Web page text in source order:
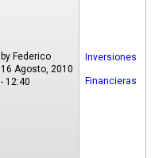
by Federico
16 Agosto, 2010
- 12:40
Inversiones
Financieras